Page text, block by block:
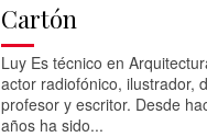
Cartón
Luy Es técnico en
actor radiofónico, ilustrador,
profesor y escritor. Desde
años ha sido...